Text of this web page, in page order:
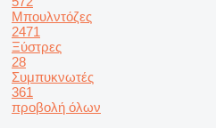
Μπουλντόζες
2471
Ξύστρες
28
Συμπυκνωτές
361
προβολή όλων